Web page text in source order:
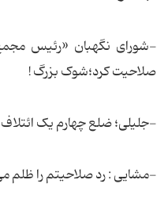
-شورای نگهبان «رئیس
صلاحیت کرد؛شوک بزرگ !
-جلیلی؛ ضلع چهارم یک
-مشایی : رد صلاحیتم را ظلم